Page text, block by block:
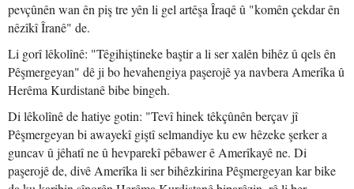
pevçûnên wan ên piş tre yên li gel artêşa Îraqê û "komên çekdar ên
nêzîkî Îranê" de.
Li gorî lêkolînê: "Têgihiştineke baştir a li ser xalên bihêz û qels ên
Pêşmergeyan" dê ji bo hevahengiya paşerojê ya navbera Amerîka û
Herêma Kurdistanê bibe bingeh.
Di lêkolînê de hatiye gotin: "Tevî hinek têkçûnên berçav jî
Pêşmergeyan bi awayekî giştî selmandiye ku ew hêzeke şerker a
guncav û jêhatî ne û hevparekî pêbawer ê Amerîkayê ne. Di
paşerojê de, divê Amerîka li ser bihêzkirina Pêşmergeyan kar bike